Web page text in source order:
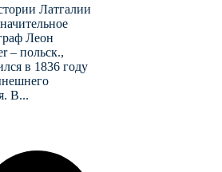
Латгалии
Леон
– польск.,
в 1836 году
В...